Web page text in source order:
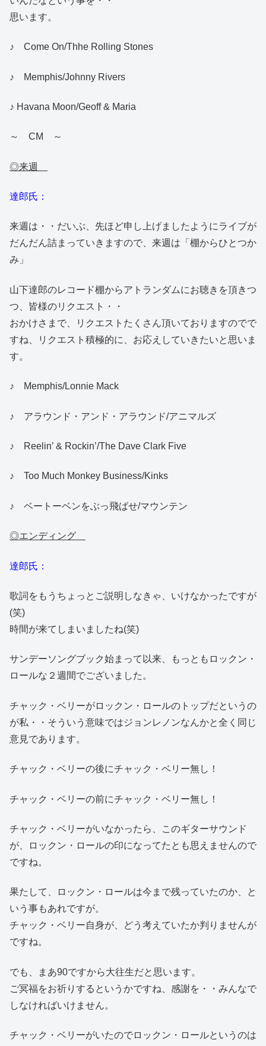
思います。
♪ Come On/Thhe Rolling Stones
♪ Memphis/Johnny Rivers
♪ Havana Moon/Geoff & Maria
～ CM ～
◎来週
達郎氏：
来週は・・だいぶ、先ほど申し上げましたようにライブが
だんだん詰まっていきますので、来週は「棚からひとつか
み」
山下達郎のレコード棚からアトランダムにお聴きを頂きつ
つ、皆様のリクエスト・・
おかけさまで、リクエストたくさん頂いておりますのでで
すね、リクエスト積極的に、お応えしていきたいと思いま
す。
♪ Memphis/Lonnie Mack
♪ アラウンド・アンド・アラウンド/アニマルズ
♪ Reelin’ & Rockin’/The Dave Clark Five
♪ Too Much Monkey Business/Kinks
♪ ベートーベンをぶっ飛ばせ/マウンテン
◎エンディング
達郎氏：
歌詞をもうちょっとご説明しなきゃ、いけなかったですが
(笑)
時間が来てしまいましたね(笑)
サンデーソングブック始まって以来、もっともロックン・
ロールな２週間でございました。
チャック・ベリーがロックン・ロールのトップだというの
が私・・そういう意味ではジョンレノンなんかと全く同じ
意見であります。
チャック・ベリーの後にチャック・ベリー無し！
チャック・ベリーの前にチャック・ベリー無し！
チャック・ベリーがいなかったら、このギターサウンド
が、ロックン・ロールの印になってたとも思えませんので
ですね。
果たして、ロックン・ロールは今まで残っていたのか、と
いう事もあれですが。
チャック・ベリー自身が、どう考えていたか判りませんが
ですね。
でも、まあ90ですから大往生だと思います。
ご冥福をお祈りするというかですね、感謝を・・みんなで
しなければいけません。
チャック・ベリーがいたのでロックン・ロールというのは